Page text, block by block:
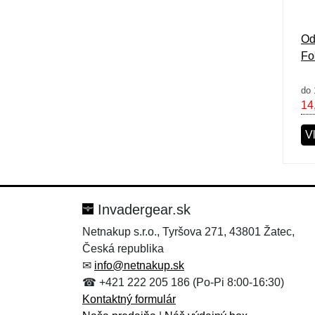
do
Invadergear.sk
Netnakup s.r.o., Tyršova 271, 43801 Žatec,
Česká republika
✉ info@netnakup.sk
☎ +421 222 205 186 (Po-Pi 8:00-16:30)
Kontaktný formulár